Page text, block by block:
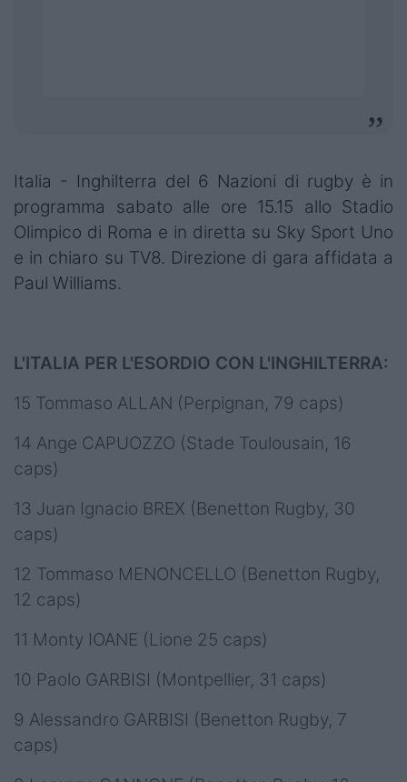
Italia - Inghilterra del 6 Nazioni di rugby è in
programma sabato alle ore 15.15 allo Stadio
Olimpico di Roma e in diretta su Sky Sport Uno
e in chiaro su TV8. Direzione di gara affidata a
Paul Williams.
L'ITALIA PER L'ESORDIO CON L'INGHILTERRA:
15 Tommaso ALLAN (Perpignan, 79 caps)
14 Ange CAPUOZZO (Stade Toulousain, 16
caps)
13 Juan Ignacio BREX (Benetton Rugby, 30
caps)
12 Tommaso MENONCELLO (Benetton Rugby,
12 caps)
11 Monty IOANE (Lione 25 caps)
10 Paolo GARBISI (Montpellier, 31 caps)
9 Alessandro GARBISI (Benetton Rugby, 7
caps)